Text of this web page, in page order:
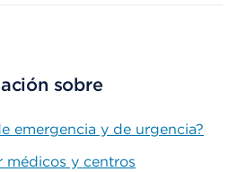
sobre
emergencia y de urgencia?
médicos y centros